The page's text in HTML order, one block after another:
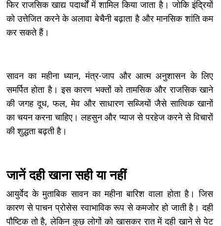
फिर राजसिक खाद्य पदार्थों में शामिल किया जाता है। जोकि इंद्रियों
को उत्तेजित करने के अलावा बेचैनी बढ़ाता है और मानसिक शांति कम
कर सकते हैं।
सावन का महीना ध्यान, मंत्र-जाप और आत्म अनुशासन के लिए
समर्पित होता है। इस कारण भक्तों को तामसिक और राजसिक खाने
की जगह दूध, फल, मेव और साधारण सब्जियों जैसे सात्विक खानों
का चयन करना चाहिए। लहसुन और प्याज से परहेज करने से विचारों
की शुद्धता बढ़ती है।
जानें दही खाना सही या नहीं
आयुर्वेद के मुताबिक सावन का महीना बारिश वाला होता है। जिस
कारण से पाचन प्रोसेस स्वाभाविक रूप से कमजोर हो जाती है। दही
पौष्टिक तो है, लेकिन कुछ लोगों को खासकर रात में दही खाने से पेट